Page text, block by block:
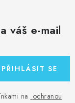
váš e-mail
na ochranou
PŘIHLÁSIT SE